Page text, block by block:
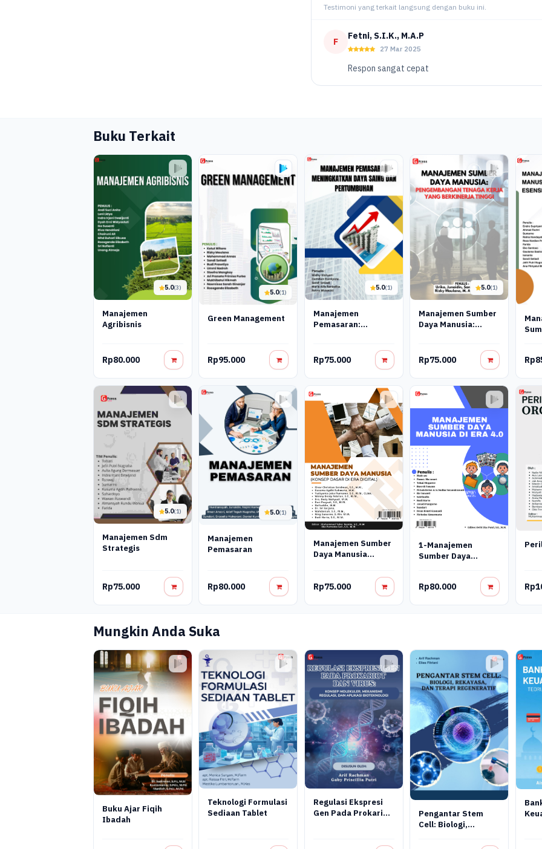
Testimoni yang terkait langsung dengan buku ini.
F
Fetni, S.I.K., M.A.P
27 Mar 2025
Respon sangat cepat
Buku Terkait
5.0(3)
Manajemen
Agribisnis
Rp80.000
5.0(1)
Green Management
Rp95.000
5.0(1)
Manajemen
Pemasaran:
Pertumbuhan
Rp75.000
5.0(1)
Manajemen Sumber
Daya Manusia:
Berkinerja Tinggi
Rp75.000
5.0(1)
Manajemen Sdm
Strategis
Rp75.000
5.0(1)
Manajemen
Pemasaran
Rp80.000
Manajemen Sumber
Daya Manusia
Rp75.000
1-Manajemen
Sumber Daya
Rp80.000
Mungkin Anda Suka
Buku Ajar Fiqih
Ibadah
Teknologi Formulasi
Sediaan Tablet
Regulasi Ekspresi
Gen Pada Prokariot
Pengantar Stem
Cell: Biologi,
Terapi Regeneratif